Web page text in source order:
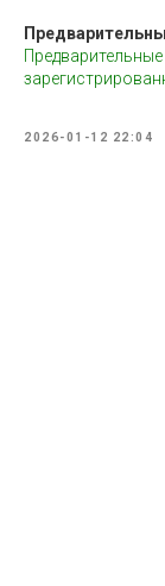
2026-01-12 22:04